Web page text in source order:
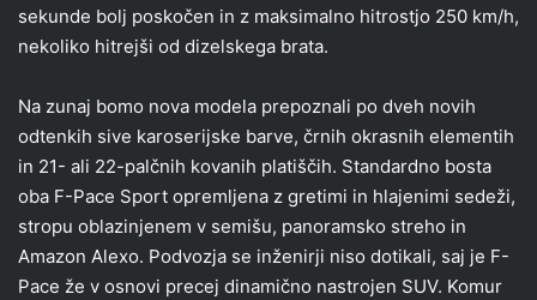
sekunde bolj poskočen in z maksimalno hitrostjo 250 km/h,
nekoliko hitrejši od dizelskega brata.
Na zunaj bomo nova modela prepoznali po dveh novih
odtenkih sive karoserijske barve, črnih okrasnih elementih
in 21- ali 22-palčnih kovanih platiščih. Standardno bosta
oba F-Pace Sport opremljena z gretimi in hlajenimi sedeži,
stropu oblazinjenem v semišu, panoramsko streho in
Amazon Alexo. Podvozja se inženirji niso dotikali, saj je F-
Pace že v osnovi precej dinamično nastrojen SUV. Komur